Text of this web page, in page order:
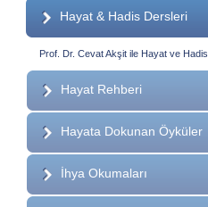
Hayat & Hadis Dersleri
Prof. Dr. Cevat Akşit ile Hayat ve
Hayat Rehberi
Hayata Dokunan Öyküler
İhya Okumaları